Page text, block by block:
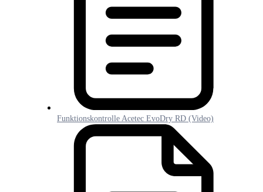
Funktionskontrolle Acetec EvoDry RD (Video)